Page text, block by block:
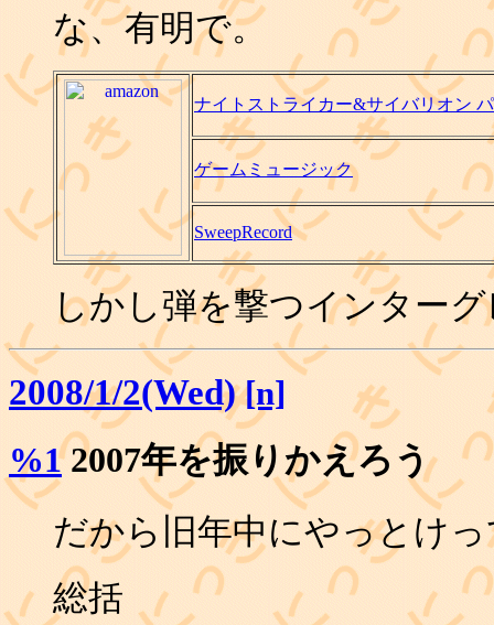
な、有明で。
ナイトストライカー&サイバリオン
ゲームミュージック
SweepRecord
しかし弾を撃つインター
2008/1/2(Wed) [n]
%12007年を振りかえろう
だから旧年中にやっとけ
総括